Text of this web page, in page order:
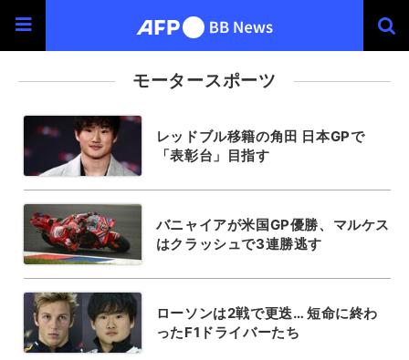
モータースポーツ
レッドブル移籍の角田 日本GPで
「表彰台」目指す
バニャイアが米国GP優勝、マルケス
はクラッシュで3連勝逃す
ローソンは2戦で更迭… 短命に終わ
ったF1ドライバーたち